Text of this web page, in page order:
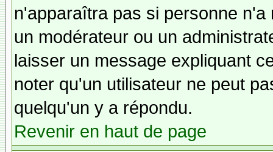
n'apparaîtra pas si personne
un modérateur ou un
laisser un message expliquant
noter qu'un utilisateur ne peut
quelqu'un y a répondu.
Revenir en haut de page